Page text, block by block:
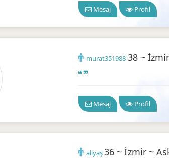
Mesaj Profil
murat35198838 ~
Mesaj Profil
aliyaş36 ~ İzmir ~